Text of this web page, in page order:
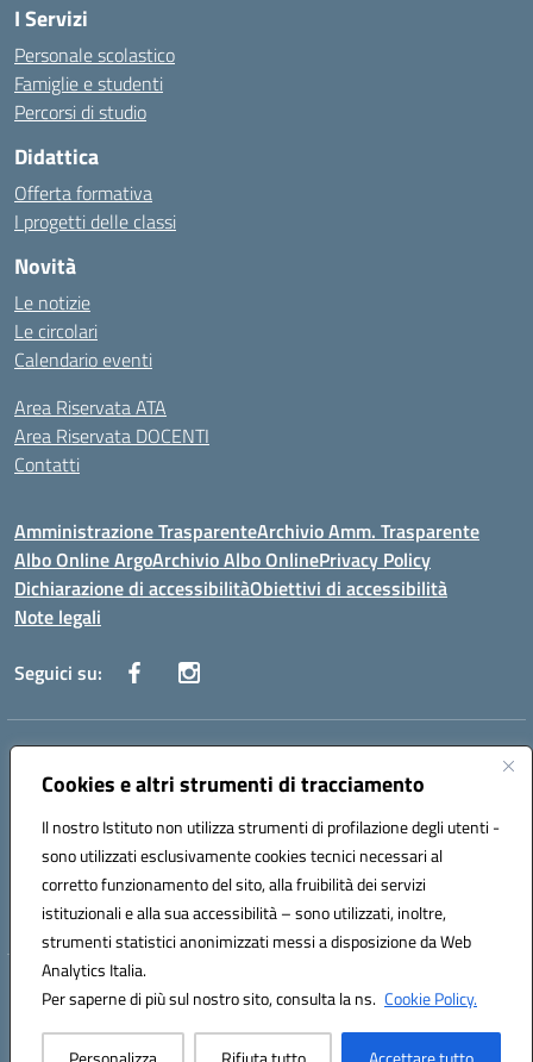
Cookies e altri strumenti di tracciamento
Il nostro Istituto non utilizza strumenti di profilazione degli utenti -
sono utilizzati esclusivamente cookies tecnici necessari al
corretto funzionamento del sito, alla fruibilità dei servizi
istituzionali e alla sua accessibilità – sono utilizzati, inoltre,
strumenti statistici anonimizzati messi a disposizione da Web
Analytics Italia.
Per saperne di più sul nostro sito, consulta la ns. Cookie Policy.
I Servizi
Personale scolastico
Famiglie e studenti
Percorsi di studio
Didattica
Offerta formativa
I progetti delle classi
Novità
Le notizie
Le circolari
Calendario eventi
Area Riservata ATA
Area Riservata DOCENTI
Contatti
Amministrazione TrasparenteArchivio Amm. Trasparente
Albo Online ArgoArchivio Albo OnlinePrivacy Policy
Dichiarazione di accessibilitàObiettivi di accessibilità
Note legali
Seguici su:
Indirizzo:
Centralino:0823 742191 Email:CEIC8BC00Q@istruzione.it
Codice fiscale: 93117040613
Codice meccanografico:
CEIC8BC00Q
Codice Indice delle Pubbliche Amministrazioni (IPA): icpgd
Hosting & Powered by 3D Solution S.r.l.
Concept & Design by Designers Italia